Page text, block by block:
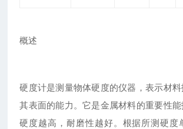
概述
硬度计是测量物体硬度的仪器，表示材
其表面的能力。它是金属材料的重要性
硬度越高，耐磨性越好。根据所测硬度